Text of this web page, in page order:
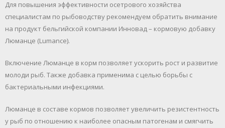
Для повышения эффективности осетрового хозяйства
специалистам по рыбоводству рекомендуем обратить внимание
на продукт бельгийской компании Инновад – кормовую добавку
Люманце (Lumance).
Включение Люманце в корм позволяет ускорить рост и развитие
молоди рыб. Также добавка применима с целью борьбы с
бактериальными инфекциями.
Люманце в составе кормов позволяет увеличить резистентность
у рыб по отношению к наиболее опасным патогенам и смягчить